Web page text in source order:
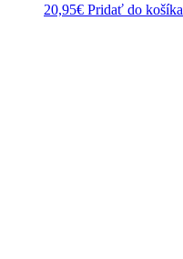
20,95€ Pridať do košíka